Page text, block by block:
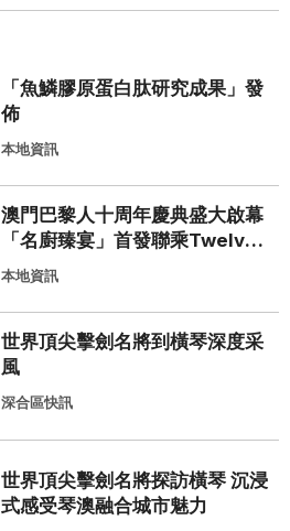
「魚鱗膠原蛋白肽研究成果」發
佈
本地資訊
澳門巴黎人十周年慶典盛大啟幕
「名廚臻宴」首發聯乘Twelve
25演繹極致法式風雅
本地資訊
世界頂尖擊劍名將到橫琴深度采
風
深合區快訊
世界頂尖擊劍名將探訪橫琴 沉浸
式感受琴澳融合城市魅力